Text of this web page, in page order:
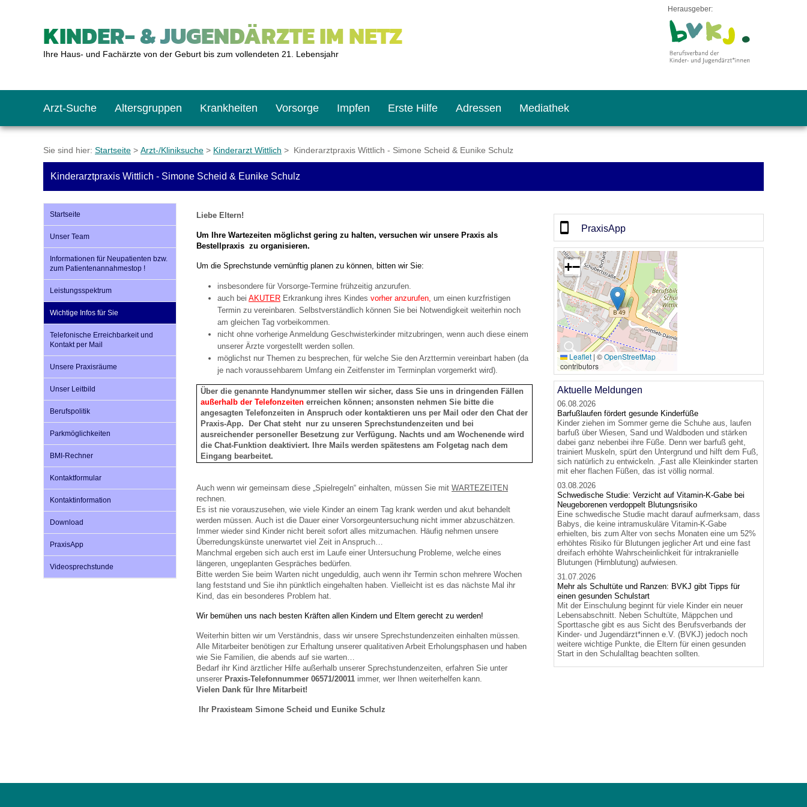
KINDER- & JUGENDÄRZTE IM NETZ
Ihre Haus- und Fachärzte von der Geburt bis zum vollendeten 21. Lebensjahr
Herausgeber:
Arzt-Suche Altersgruppen
Das erste Jahr
Jugendliche
Krankheiten Vorsorge
Baby: U1 bis U6
Teenager: J1 bis J2
Impfen
Impfkalender
Impfreaktionen
Impfsicherheit
Häufige Fragen
Recht auf Impfung
Vorsorge- und Impferinnerung
Erste Hilfe
Notrufnummern
Sofortmaßnahmen
Notdienste
Adressen
Notdienste
Link-Tipps
Mediathek
BMI-Rechner
Wachstum-Rechner
Empfehlungen zum Bildschirmmediengebrauch
Hörlexikon
Material zu den Vorsorgen
Entwicklungskalender
Broschüren und Informationsflyer
Familienzeit gesund gestalten
U0-Vorsorge
Sie sind hier: Startseite > Arzt-/Kliniksuche > Kinderarzt Wittlich > Kinderarztpraxis Wittlich - Simone Scheid & Eunike Schulz
Kinderarztpraxis Wittlich - Simone Scheid & Eunike Schulz
Startseite
Unser Team
Informationen für Neupatienten bzw.
zum Patientenannahmestop !
Leistungsspektrum
Wichtige Infos für Sie
Telefonische Erreichbarkeit und
Kontakt per Mail
Unsere Praxisräume
Unser Leitbild
Berufspolitik
Parkmöglichkeiten
BMI-Rechner
Kontaktformular
Kontaktinformation
Download
PraxisApp
Videosprechstunde
Liebe Eltern!
Um Ihre Wartezeiten möglichst gering zu halten, versuchen wir unsere Praxis als
Bestellpraxis zu organisieren.
Um die Sprechstunde vernünftig planen zu können, bitten wir Sie:
insbesondere für Vorsorge-Termine frühzeitig anzurufen.
auch bei AKUTER Erkrankung ihres Kindes vorher anzurufen, um einen kurzfristigen
Termin zu vereinbaren. Selbstverständlich können Sie bei Notwendigkeit weiterhin noch
am gleichen Tag vorbeikommen.
nicht ohne vorherige Anmeldung Geschwisterkinder mitzubringen, wenn auch diese einem
unserer Ärzte vorgestellt werden sollen.
möglichst nur Themen zu besprechen, für welche Sie den Arzttermin vereinbart haben (da
je nach voraussehbarem Umfang ein Zeitfenster im Terminplan vorgemerkt wird).
Über die genannte Handynummer stellen wir sicher, dass Sie uns in dringenden Fällen
außerhalb der Telefonzeitenerreichen können; ansonsten nehmen Sie bitte die
angesagten Telefonzeiten in Anspruch oder kontaktieren uns per Mail oder den Chat der
Praxis-App. Der Chat steht nur zu unseren Sprechstundenzeiten und bei
ausreichender personeller Besetzung zur Verfügung. Nachts und am Wochenende wird
die Chat-Funktion deaktiviert. Ihre Mails werden spätestens am Folgetag nach dem
Eingang bearbeitet.
Auch wenn wir gemeinsam diese „Spielregeln“ einhalten, müssen Sie mit WARTEZEITEN
rechnen.
Es ist nie vorauszusehen, wie viele Kinder an einem Tag krank werden und akut behandelt
werden müssen. Auch ist die Dauer einer Vorsorgeuntersuchung nicht immer abzuschätzen.
Immer wieder sind Kinder nicht bereit sofort alles mitzumachen. Häufig nehmen unsere
Überredungskünste unerwartet viel Zeit in Anspruch…
Manchmal ergeben sich auch erst im Laufe einer Untersuchung Probleme, welche eines
längeren, ungeplanten Gespräches bedürfen.
Bitte werden Sie beim Warten nicht ungeduldig, auch wenn ihr Termin schon mehrere Wochen
lang feststand und Sie ihn pünktlich eingehalten haben. Vielleicht ist es das nächste Mal ihr
Kind, das ein besonderes Problem hat.
Wir bemühen uns nach besten Kräften allen Kindern und Eltern gerecht zu werden!
Weiterhin bitten wir um Verständnis, dass wir unsere Sprechstundenzeiten einhalten müssen.
Alle Mitarbeiter benötigen zur Erhaltung unserer qualitativen Arbeit Erholungsphasen und haben
wie Sie Familien, die abends auf sie warten…
Bedarf ihr Kind ärztlicher Hilfe außerhalb unserer Sprechstundenzeiten, erfahren Sie unter
unserer Praxis-Telefonnummer 06571/20011 immer, wer Ihnen weiterhelfen kann.
Vielen Dank für Ihre Mitarbeit!
Ihr Praxisteam Simone Scheid und Eunike Schulz
PraxisApp
🔍
+−
Leaflet | ©OpenStreetMap
contributors
Aktuelle Meldungen
06.08.2026
Barfußlaufen fördert gesunde Kinderfüße
Kinder ziehen im Sommer gerne die Schuhe aus, laufen
barfuß über Wiesen, Sand und Waldboden und stärken
dabei ganz nebenbei ihre Füße. Denn wer barfuß geht,
trainiert Muskeln, spürt den Untergrund und hilft dem Fuß,
sich natürlich zu entwickeln. „Fast alle Kleinkinder starten
mit eher flachen Füßen, das ist völlig normal.
03.08.2026
Schwedische Studie: Verzicht auf Vitamin-K-Gabe bei
Neugeborenen verdoppelt Blutungsrisiko
Eine schwedische Studie macht darauf aufmerksam, dass
Babys, die keine intramuskuläre Vitamin-K-Gabe
erhielten, bis zum Alter von sechs Monaten eine um 52%
erhöhtes Risiko für Blutungen jeglicher Art und eine fast
dreifach erhöhte Wahrscheinlichkeit für intrakranielle
Blutungen (Hirnblutung) aufwiesen.
31.07.2026
Mehr als Schultüte und Ranzen: BVKJ gibt Tipps für
einen gesunden Schulstart
Mit der Einschulung beginnt für viele Kinder ein neuer
Lebensabschnitt. Neben Schultüte, Mäppchen und
Sporttasche gibt es aus Sicht des Berufsverbands der
Kinder- und Jugendärzt*innen e.V. (BVKJ) jedoch noch
weitere wichtige Punkte, die Eltern für einen gesunden
Start in den Schulalltag beachten sollten.